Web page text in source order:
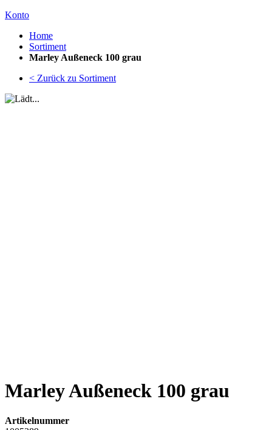
Konto
Home
Sortiment
Marley Außeneck 100 grau
< Zurück zu Sortiment
Marley Außeneck 100 grau
Artikelnummer